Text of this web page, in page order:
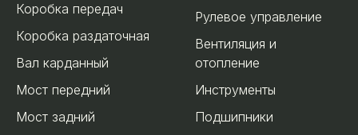
Коробка передач
Коробка раздаточная
Вал карданный
Мост передний
Мост задний
Рулевое управление
Вентиляция и
отопление
Инструменты
Подшипники